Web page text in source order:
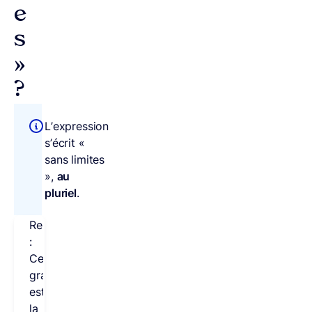
e
s
»
?
L’expression
s’écrit «
sans limites
», au
pluriel.
Remarque
:
Cette
graphie
est
la